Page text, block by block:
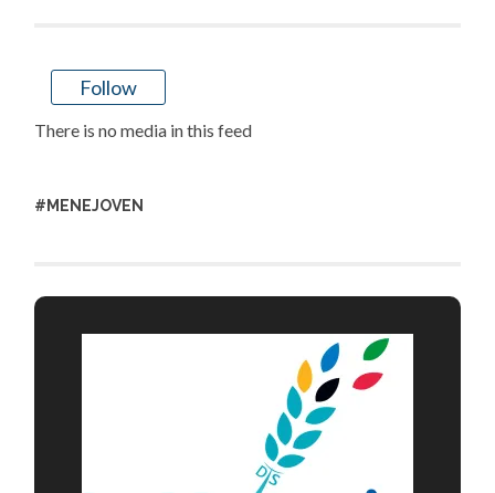
Follow
There is no media in this feed
#MENEJOVEN